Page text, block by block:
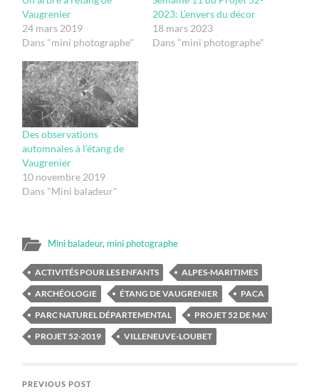
Vaugrenier
24 mars 2019
Dans "mini photographe"
2023: L’envers du décor
18 mars 2023
Dans "mini photographe"
Des observations
automnales à l’étang de
Vaugrenier
10 novembre 2019
Dans "Mini baladeur"
Mini baladeur, mini photographe
ACTIVITÉS POUR LES ENFANTS
ALPES-MARITIMES
ARCHÉOLOGIE
ÉTANG DE VAUGRENIER
PACA
PARC NATUREL DÉPARTEMENTAL
PROJET 52 DE MA'
PROJET 52-2019
VILLENEUVE-LOUBET
PREVIOUS POST